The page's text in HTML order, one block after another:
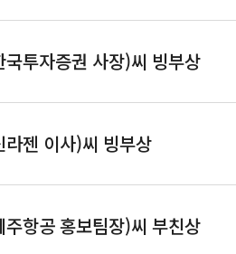
움증권 PR팀 이사)씨 모친상
국투자증권 사장)씨 빙부상
국투자증권 사장)씨 빙부상
라젠 이사)씨 빙부상
라젠 이사)씨 빙부상
주항공 홍보팀장)씨 부친상